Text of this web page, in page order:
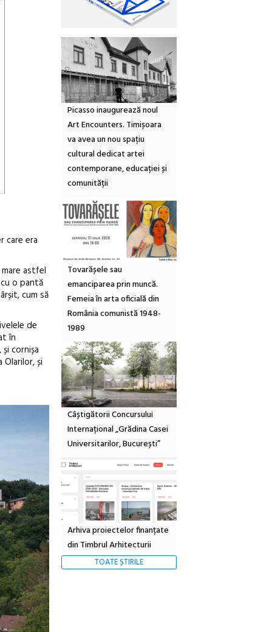
care era
astfel
o pantă
cum să
de
în
cornișa
și
Picasso inaugurează noul
Art Encounters. Timișoara
va avea un nou spațiu
cultural dedicat artei
contemporane, educației și
comunității
Tovarășele sau
emanciparea prin muncă.
Femeia în arta oficială din
România comunistă 1948-
1989
Câștigătorii Concursului
Internațional „Grădina Casei
Universitarilor, București”
Arhiva proiectelor finanțate
din Timbrul Arhitecturii
TOATE ȘTIRILE